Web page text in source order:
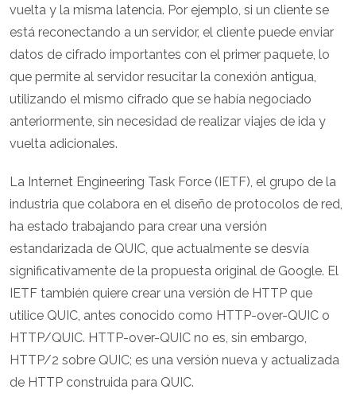
vuelta y la misma latencia. Por ejemplo, si un cliente se
está reconectando a un servidor, el cliente puede enviar
datos de cifrado importantes con el primer paquete, lo
que permite al servidor resucitar la conexión antigua,
utilizando el mismo cifrado que se había negociado
anteriormente, sin necesidad de realizar viajes de ida y
vuelta adicionales.
La Internet Engineering Task Force (IETF), el grupo de la
industria que colabora en el diseño de protocolos de red,
ha estado trabajando para crear una versión
estandarizada de QUIC, que actualmente se desvía
significativamente de la propuesta original de Google. El
IETF también quiere crear una versión de HTTP que
utilice QUIC, antes conocido como HTTP-over-QUIC o
HTTP/QUIC. HTTP-over-QUIC no es, sin embargo,
HTTP/2 sobre QUIC; es una versión nueva y actualizada
de HTTP construida para QUIC.